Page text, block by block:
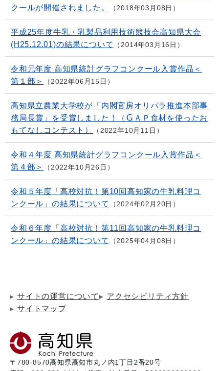
クールが開催されました。
2018年03月08日
平成25年度牛乳・乳製品利用技術競技会高知県大会
(H25.12.01)の結果について
2014年03月16日
令和元年度 高知県統計グラフコンクール入賞作品＜
第１部＞
2022年06月15日
高知県立農業大学校が「内閣官房オリパラ推進本部事
務局長賞」を受賞しました！（ＧＡＰ食材を使ったお
もてなしコンテスト）
2022年10月11日
令和４年度 高知県統計グラフコンクール入賞作品＜
第４部＞
2022年10月26日
令和５年度「高校対抗！第10回高知家の牛乳料理コ
ンクール」の結果について
2024年02月20日
令和６年度「高校対抗！第11回高知家の牛乳料理コ
ンクール」の結果について
2025年04月08日
サイトの運営について
アクセシビリティ方針
サイトマップ
〒780-8570高知県高知市丸ノ内1丁目2番20号